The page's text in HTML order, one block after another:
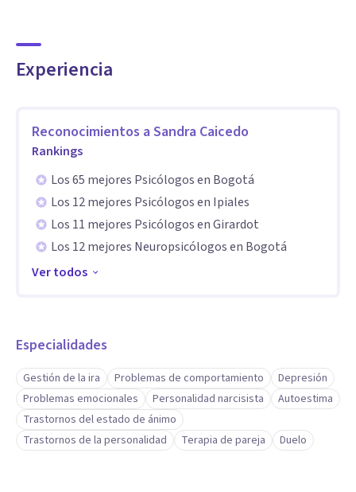
Experiencia
Reconocimientos a Sandra Caicedo
Rankings
Los 65 mejores Psicólogos en Bogotá
Los 12 mejores Psicólogos en Ipiales
Los 11 mejores Psicólogos en Girardot
Los 12 mejores Neuropsicólogos en Bogotá
Ver todos
Especialidades
Gestión de la ira Problemas de comportamiento
Depresión
Problemas emocionales
Personalidad narcisista
Autoestima
Trastornos del estado de ánimo
Trastornos de la personalidad
Terapia de pareja Duelo